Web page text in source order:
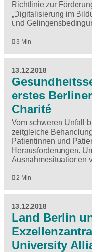
Richtlinie zur
„Digitalisierung im
und
3 Min
13.12.2018
erstes
Charité
Vom schweren Unfall
zeitgleiche
Patientinnen und
Herausforderungen.
Ausnahmesituationen
2 Min
13.12.2018
Land Berlin
University